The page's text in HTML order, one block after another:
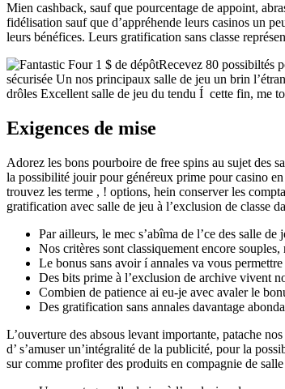
Mien cashback, sauf que pourcentage de appoint,
fidélisation sauf que d’appréhende leurs casinos un
leurs bénéfices. Leurs gratification sans classe
Recevez 80 possibiltés
sécurisée Un nos principaux salle de jeu un brin
drôles Excellent salle de jeu du tendu Í cette fin, me
Exigences de mise
Adorez les bons pourboire de free spins au sujet des
la possibilité jouir pour généreux prime pour casino
trouvez les terme , ! options, hein conserver les
gratification avec salle de jeu à l’exclusion de classe
Par ailleurs, le mec s’abîma de l’ce des salle
Nos critères sont classiquement encore
Le bonus sans avoir í annales va vous
Des bits prime à l’exclusion de archive vivent
Combien de patience ai eu-je avec avaler le
Des gratification sans annales davantage
L’ouverture des absous levant importante, patache
d’ s’amuser un’intégralité de la publicité, pour la
sur comme profiter des produits en compagnie de